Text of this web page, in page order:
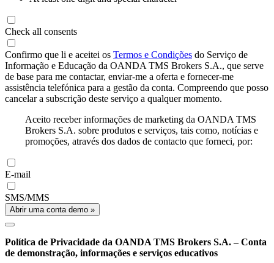
Check all consents
Confirmo que li e aceitei os Termos e Condições do Serviço de
Informação e Educação da OANDA TMS Brokers S.A., que serve
de base para me contactar, enviar-me a oferta e fornecer-me
assistência telefónica para a gestão da conta. Compreendo que posso
cancelar a subscrição deste serviço a qualquer momento.
Aceito receber informações de marketing da OANDA TMS
Brokers S.A. sobre produtos e serviços, tais como, notícias e
promoções, através dos dados de contacto que forneci, por:
E-mail
SMS/MMS
Abrir uma conta demo »
Política de Privacidade da OANDA TMS Brokers S.A. – Conta
de demonstração, informações e serviços educativos